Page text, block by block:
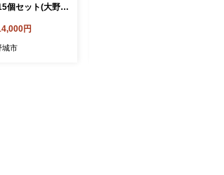
個セット(大野城
円
城市